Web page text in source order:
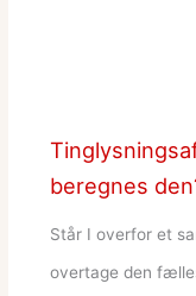
beregnes
Står I overfor et
overtage den